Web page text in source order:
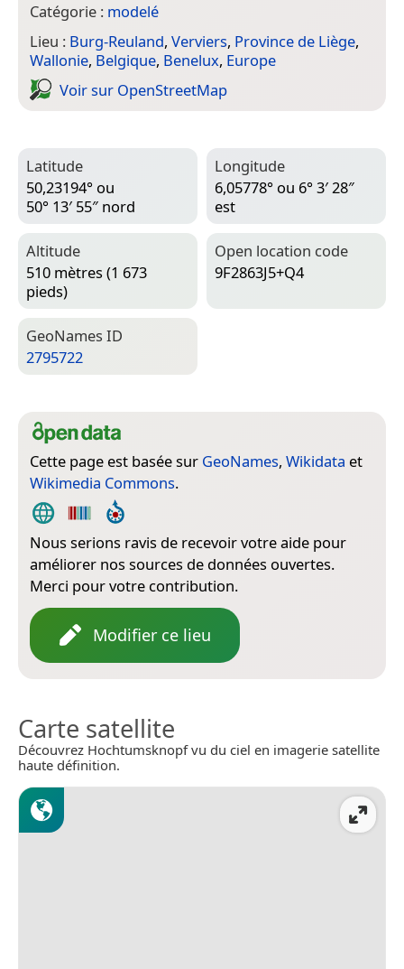
Catégorie : modelé
Lieu : Burg-Reuland, Verviers, Province de Liège,
Wallonie, Belgique, Benelux, Europe
Voir sur Open­Street­Map
Latitude
50,23194° ou
50° 13′ 55″ nord
Longitude
6,05778° ou 6° 3′ 28″
est
Altitude
510 mètres (1 673
pieds)
Open location code
9F2863J5+Q4
Geo­Names ID
2795722
Cette page est basée sur GeoNames, Wikidata et
Wikimedia Commons.
Nous serions ravis de recevoir votre aide pour
améliorer nos sources de données ouvertes.
Merci pour votre contribution.
Modifier ce lieu
Carte satellite
Découvrez Hochtumsknopf vu du ciel en imagerie satellite
haute définition.